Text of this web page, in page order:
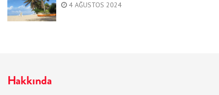
4 AĞUSTOS 2024
Hakkında